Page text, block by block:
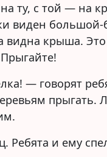
ту, с той — на
виден
видна крыша. Это
— говорят
прыгать.
Ребята и ему